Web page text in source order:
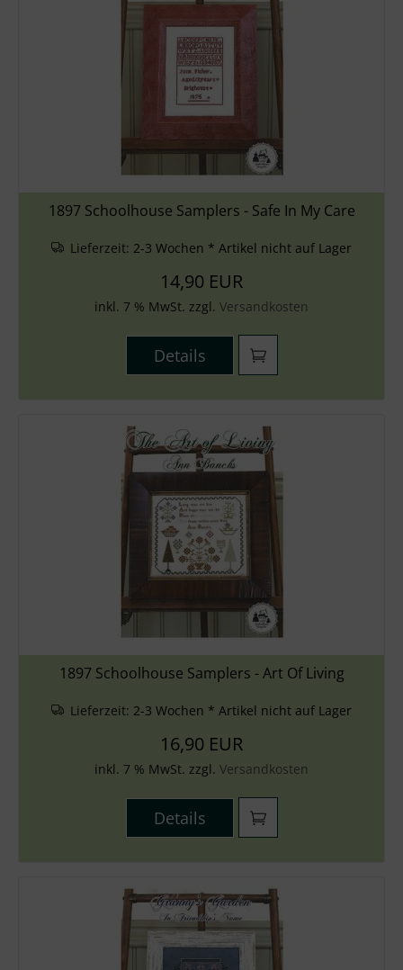
1897 Schoolhouse Samplers - Safe In My Care
Lieferzeit: 2-3 Wochen * Artikel nicht auf Lager
14,90 EUR
inkl. 7 % MwSt. zzgl. Versandkosten
Details
1897 Schoolhouse Samplers - Art Of Living
Lieferzeit: 2-3 Wochen * Artikel nicht auf Lager
16,90 EUR
inkl. 7 % MwSt. zzgl. Versandkosten
Details